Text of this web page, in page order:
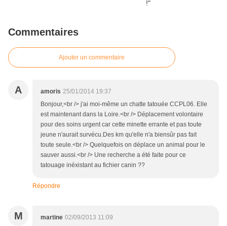
Commentaires
Ajouter un commentaire
A amoris 25/01/2014 19:37
Bonjour,<br /> j'ai moi-même un chatte tatouée CCPL06. Elle
est maintenant dans la Loire.<br /> Déplacement volontaire
pour des soins urgent car cette minette errante et pas toute
jeune n'aurait survécu.Des km qu'elle n'a biensûr pas fait
toute seule.<br /> Quelquefois on déplace un animal pour le
sauver aussi.<br /> Une recherche a été faite pour ce
tatouage inéxistant au fichier canin ??
Répondre
M martine 02/09/2013 11:09